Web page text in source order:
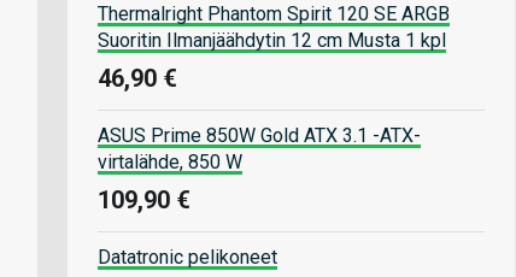
Thermalright Phantom Spirit 120 SE ARGB
Suoritin Ilmanjäähdytin 12 cm Musta 1 kpl
46,90 €
ASUS Prime 850W Gold ATX 3.1 -ATX-
virtalähde, 850 W
109,90 €
Datatronic pelikoneet